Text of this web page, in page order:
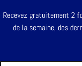
Recevez gratuitement 2
de la semaine, des